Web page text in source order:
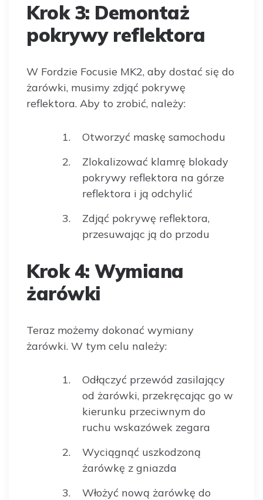
Krok 3: Demontaż
pokrywy reflektora
W Fordzie Focusie MK2, aby dostać się do
żarówki, musimy zdjąć pokrywę
reflektora. Aby to zrobić, należy:
Otworzyć maskę samochodu
Zlokalizować klamrę blokady
pokrywy reflektora na górze
reflektora i ją odchylić
Zdjąć pokrywę reflektora,
przesuwając ją do przodu
Krok 4: Wymiana
żarówki
Teraz możemy dokonać wymiany
żarówki. W tym celu należy:
Odłączyć przewód zasilający
od żarówki, przekręcając go w
kierunku przeciwnym do
ruchu wskazówek zegara
Wyciągnąć uszkodzoną
żarówkę z gniazda
Włożyć nową żarówkę do